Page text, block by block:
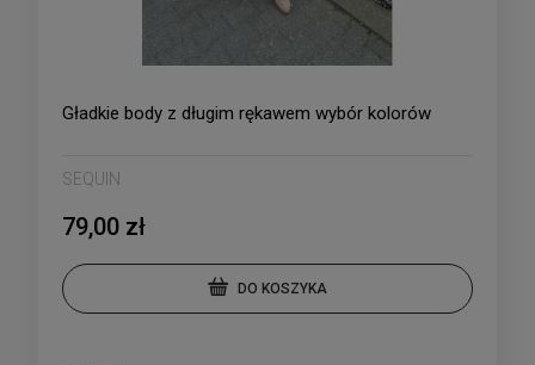
Gładkie body z długim rękawem wybór kolorów
SEQUIN
79,00 zł
DO KOSZYKA